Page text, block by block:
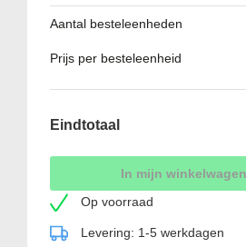
Aantal besteleenheden
Prijs per besteleenheid
Eindtotaal
In mijn winkelwagen
Op voorraad
Levering: 1-5 werkdagen